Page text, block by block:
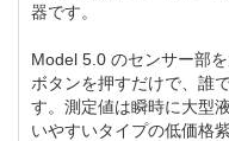
器です。
Model 5.0 のセンサー部
ボタンを押すだけで、誰
す。測定値は瞬時に大型
いやすいタイプの低価格